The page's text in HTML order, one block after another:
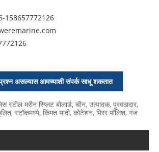
158657772126
असल्यास आमच्याशी संपर्क साधू शकतात
मरीन स्प्लिट बोलार्ड, चीन, उत्पादक, पुरवठादार,
स्टॉकमध्ये, किंमत यादी, कोटेशन, मिरर पॉलिश, गंज